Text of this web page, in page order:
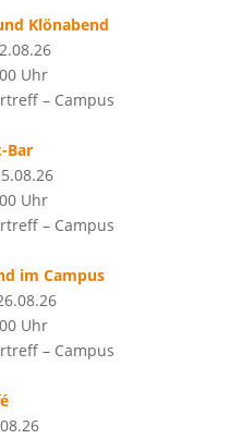
Klönabend
Uhr
– Campus
Bar
Uhr
– Campus
im Campus
Uhr
– Campus